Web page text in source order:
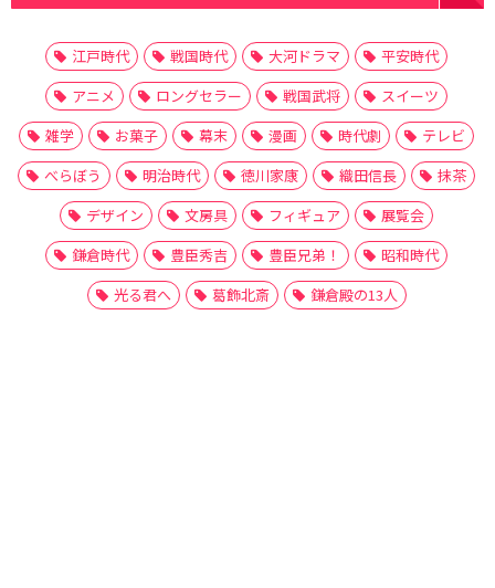
江戸時代 戦国時代 大河ドラマ
平安時代
アニメ
ロングセラー 戦国武将
スイーツ
雑学
お菓子 幕末 漫画 時代劇
テレビ
べらぼう
明治時代 徳川家康 織田信長
抹茶
デザイン
文房具 フィギュア
展覧会
鎌倉時代
豊臣秀吉 豊臣兄弟！
昭和時代
光る君へ
葛飾北斎 鎌倉殿の13人